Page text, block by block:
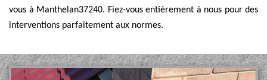
vous à Manthelan37240. Fiez-vous entièrement à nous pour des
interventions parfaitement aux normes.